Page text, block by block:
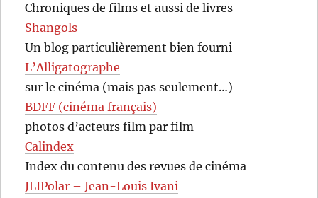
Chroniques de films et aussi de livres
Shangols
Un blog particulièrement bien fourni
L’Alligatographe
sur le cinéma (mais pas seulement…)
BDFF (cinéma français)
photos d’acteurs film par film
Calindex
Index du contenu des revues de cinéma
JLIPolar – Jean-Louis Ivani